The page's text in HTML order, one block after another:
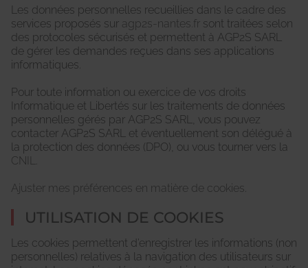
Les données personnelles recueillies dans le cadre des
services proposés sur agp2s-nantes.fr sont traitées selon
des protocoles sécurisés et permettent à AGP2S SARL
de gérer les demandes reçues dans ses applications
informatiques.
Pour toute information ou exercice de vos droits
Informatique et Libertés sur les traitements de données
personnelles gérés par AGP2S SARL, vous pouvez
contacter AGP2S SARL et éventuellement son délégué à
la protection des données (DPO), ou vous tourner vers la
CNIL.
Ajuster mes préférences en matière de cookies.
UTILISATION DE COOKIES
Les cookies permettent d’enregistrer les informations (non
personnelles) relatives à la navigation des utilisateurs sur